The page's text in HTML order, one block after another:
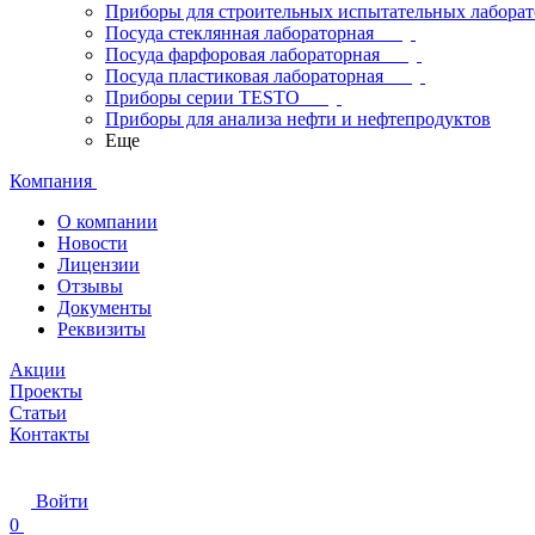
Приборы для строительных испытательных
Посуда стеклянная лабораторная
Посуда фарфоровая лабораторная
Посуда пластиковая лабораторная
Приборы серии TESTO
Приборы для анализа нефти и нефтепродуктов
Еще
Компания
О компании
Новости
Лицензии
Отзывы
Документы
Реквизиты
Акции
Проекты
Статьи
Контакты
Войти
0